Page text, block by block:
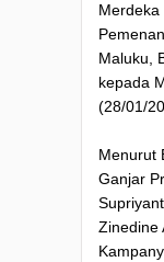
Merdeka
Maluku,
kepada
(28/01/
Menurut
Ganjar
Zinedine